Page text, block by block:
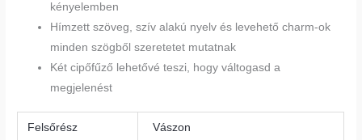
kényelemben
Hímzett szöveg, szív alakú nyelv és levehető charm-ok
minden szögből szeretetet mutatnak
Két cipőfűző lehetővé teszi, hogy váltogasd a
megjelenést
Felsőrész Vászon